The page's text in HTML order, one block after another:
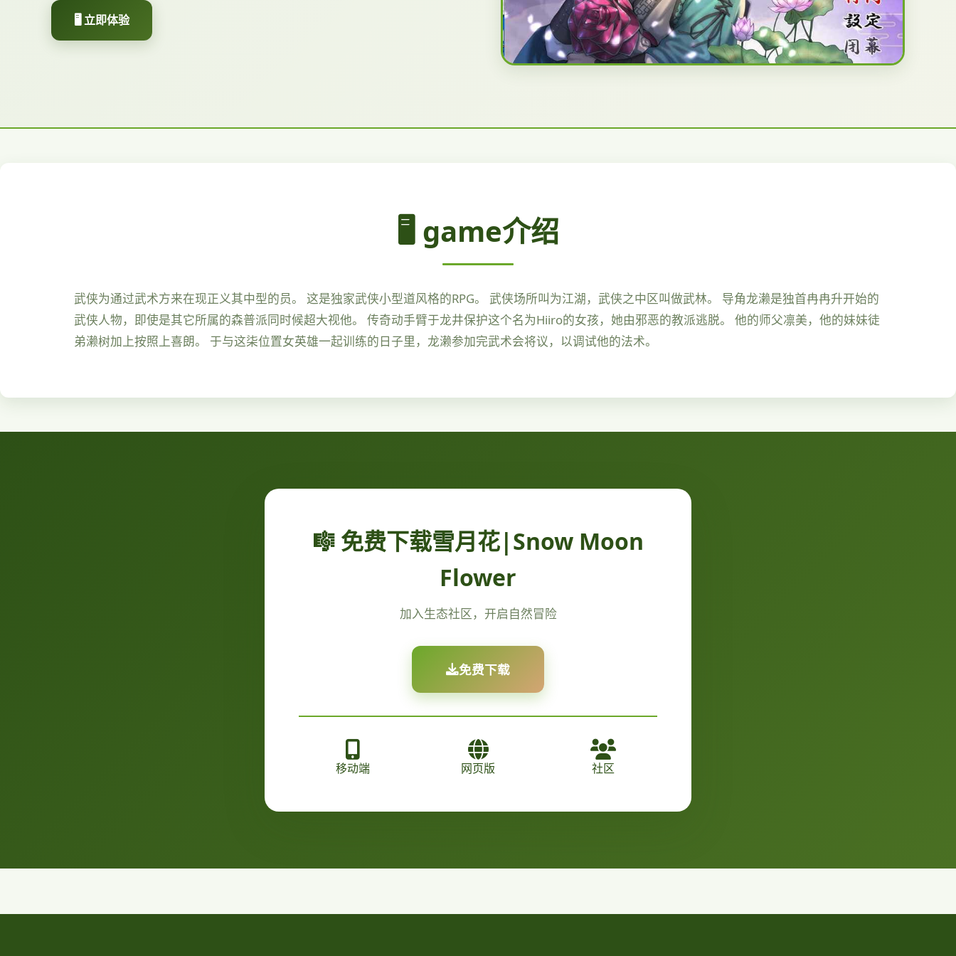
🖥️ 立即体验
🖥️ game介绍
武侠为通过武术方来在现正义其中型的员。 这是独家武侠小型道风格的RPG。 武侠场所叫为江湖，武侠之中区叫做武林。 导角龙濑是独首冉冉升开始的
武侠人物，即使是其它所属的森普派同时候超大视他。 传奇动手臂于龙井保护这个名为Hiiro的女孩，她由邪恶的教派逃脱。 他的师父凛美，他的妹妹徒
弟濑树加上按照上喜朗。 于与这柒位置女英雄一起训练的日子里，龙濑参加完武术会将议，以调试他的法术。
🎼 免费下载雪月花|Snow Moon
Flower
加入生态社区，开启自然冒险
免费下载
移动端 网页版 社区